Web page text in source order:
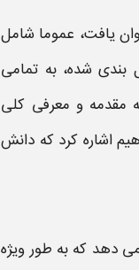
یافت، عموما شامل
شده، به تمامی
مقدمه و معرفی کلی
اشاره کرد که دانش
دهد که به طور ویژه